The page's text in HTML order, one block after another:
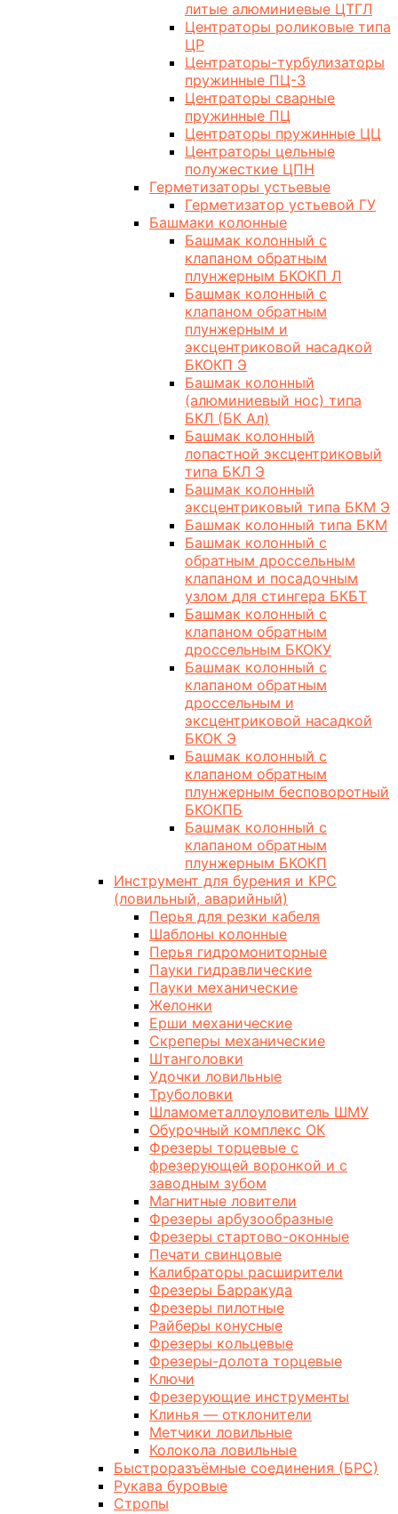
литые алюминиевые ЦТГЛ
Центраторы роликовые типа
ЦР
Центраторы-турбулизаторы
пружинные ПЦ-3
Центраторы сварные
пружинные ПЦ
Центраторы пружинные ЦЦ
Центраторы цельные
полужесткие ЦПН
Герметизаторы устьевые
Герметизатор устьевой ГУ
Башмаки колонные
Башмак колонный с
клапаном обратным
плунжерным БКОКП Л
Башмак колонный с
клапаном обратным
плунжерным и
эксцентриковой насадкой
БКОКП Э
Башмак колонный
(алюминиевый нос) типа
БКЛ (БК Ал)
Башмак колонный
лопастной эксцентриковый
типа БКЛ Э
Башмак колонный
эксцентриковый типа БКМ Э
Башмак колонный типа БКМ
Башмак колонный с
обратным дроссельным
клапаном и посадочным
узлом для стингера БКБТ
Башмак колонный с
клапаном обратным
дроссельным БКОКУ
Башмак колонный с
клапаном обратным
дроссельным и
эксцентриковой насадкой
БКОК Э
Башмак колонный с
клапаном обратным
плунжерным бесповоротный
БКОКПБ
Башмак колонный с
клапаном обратным
плунжерным БКОКП
Инструмент для бурения и КРС
(ловильный, аварийный)
Перья для резки кабеля
Шаблоны колонные
Перья гидромониторные
Пауки гидравлические
Пауки механические
Желонки
Ерши механические
Скреперы механические
Штанголовки
Удочки ловильные
Труболовки
Шламометаллоуловитель ШМУ
Обурочный комплекс ОК
Фрезеры торцевые с
фрезерующей воронкой и с
заводным зубом
Магнитные ловители
Фрезеры арбузообразные
Фрезеры стартово-оконные
Печати свинцовые
Калибраторы расширители
Фрезеры Барракуда
Фрезеры пилотные
Райберы конусные
Фрезеры кольцевые
Фрезеры-долота торцевые
Ключи
Фрезерующие инструменты
Клинья — отклонители
Метчики ловильные
Колокола ловильные
Быстроразъёмные соединения (БРС)
Рукава буровые
Стропы